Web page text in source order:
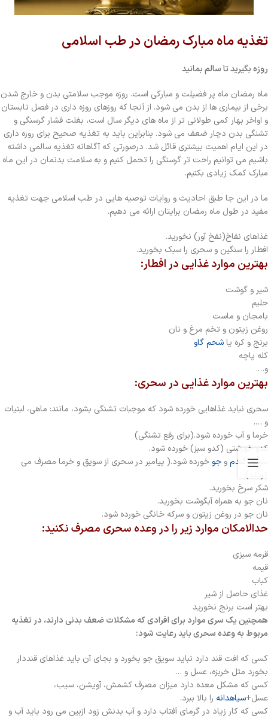
تغذیه ماه مبارک رمضان در طب اسلامی
روزه بگیرید تا سالم بمانید
ماه رمضان ماه پر فضیلت و مبارکی است. روزه موجب سلامتی بدن و خارج شدن
برخی از بیماری ها از بدن می شود. از آنجا که روزهای روزه داری در فصل تابستان
و اواخر بهار کمی طولانی تر از ماه های دیگر سال است، بغلت فشار گرسنگی و
تشنگی بدن دچار ضعف می شود. بنابراین باید به تغذیه صحیح برای روزه داری
در این ایام اهمیت بیشتری قائل شد. درصورتی که آگاهانه تغذیه سالمی داشته
باشیم می توانیم راحت تر گرسنگی را تحمل کنیم و به سلامت بدنمان در این ماه
مبارک کمک زیادی بکنیم.
ما در این جا طبق احادیث و روایات توصیه هایی در طب اسلامی جهت تغذیه
مفید در طول ماه رمضان برایتان ارائه می دهیم.
غذاهای نفاخ(نفخ آور) نخورید.
افطار را سنگین و سحری را سبک بخورید.
بهترین موارد غذایی در افطار:
شیر و گوشت
حلیم
بامجان و ماست
روغن زیتون و تخم مرغ و نان
برنج و کره یاشحم گاو
کله پاچه
و….
بهترین موارد غذایی در سحری:
سحری نباید غذاهایی خورده شود که موجبات تشنگی بشود، مانند: ماهی، لبنیات
و ….
خرما و آب خورده شود.(برای رفع تشنگی)
کدو خورشتی (کدو سبز) خورده شود.
سویقگندمو جو خورده شود.( پیامبر در سحری از سویق و خرما مصرف می
کردند)
شکر سرخ بخورید.
نان جو به همراه آبگوشت بخورید.
نان جو در روغن زیتون و سرکه خانگی خورده شود.
حدالامکان موارد زیر را در وعده سحری مصرف نکنید:
قرمه سبزی
قیمه
کباب
غذای حاصل از شیر
بهتر است برنج نخورید
همچنین یک سری موارد برای افرادی که مشکلات ضعف بدنی دارند، در تغذیه
مربوط به وعده سحری باید رعایت شود:
کسی که افت قند دارد نباید سویق جو بخورد و بجای آن باید غذاهای قنددار
بخورد مثل خربزه، عسل و …
کسی که مشکل معده دارد میزان مصرف کشمش، آویشن، سیب،
عسل+سیاهدانه را بالا ببرد.
کسی که کار زیاد در گرمای آفتاب دارد و آب بدنش زود ازبین می رود باید آب و